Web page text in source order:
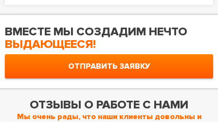
ВМЕСТЕ МЫ СОЗДАДИМ НЕЧТО
ВЫДАЮЩЕЕСЯ!
ОТПРАВИТЬ ЗАЯВКУ
ОТЗЫВЫ О РАБОТЕ С НАМИ
Мы очень рады, что наши клиенты довольны и